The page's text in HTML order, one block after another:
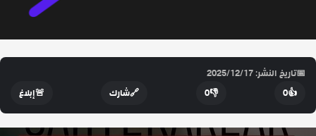
📅تاريخ النشر: 2025/12/17
👍
0
👎
0
🔗شارك 🚨إبلاغ